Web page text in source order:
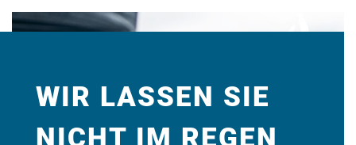
WIR LASSEN SIE
NICHT IM REGEN